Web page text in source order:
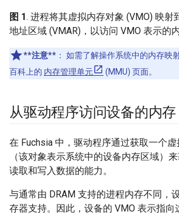
图 1. 进程将其虚拟内存对象 (VMO) 映射
地址区域 (VMAR)，以访问 VMO 表示的
**注意** ： 如需了解操作系统中的内存映
百科上的 内存管理单元 (MMU) 页面。
从驱动程序访问设备的内存
在 Fuchsia 中，驱动程序通过获取一个
（该对象表示系统中的设备内存区域）
读取和写入数据的能力。
与通常由 DRAM 支持的进程内存不同，
存器支持。因此，设备的 VMO 表示指向